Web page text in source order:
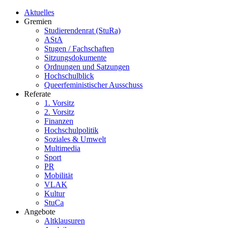
Aktuelles
Gremien
Studierendenrat (StuRa)
AStA
Stugen / Fachschaften
Sitzungsdokumente
Ordnungen und Satzungen
Hochschulblick
Queerfeministischer Ausschuss
Referate
1. Vorsitz
2. Vorsitz
Finanzen
Hochschulpolitik
Soziales & Umwelt
Multimedia
Sport
PR
Mobilität
VLAK
Kultur
StuCa
Angebote
Altklausuren